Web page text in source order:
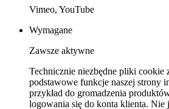
Vimeo, YouTube
Wymagane
Zawsze aktywne
Technicznie niezbędne pliki cookie
podstawowe funkcje naszej strony
przykład do gromadzenia
logowania się do konta klienta. Nie